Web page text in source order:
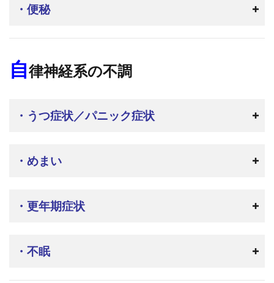
・便秘
自律神経系の不調
・うつ症状／パニック症状
・めまい
・更年期症状
・不眠